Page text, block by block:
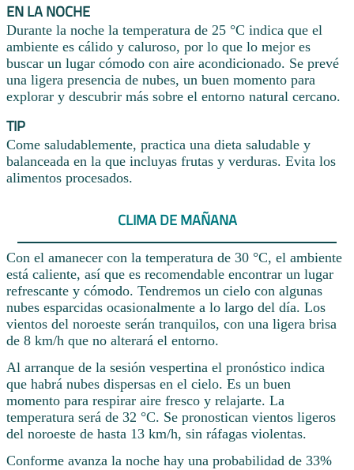
EN LA NOCHE
Durante la noche la temperatura de 25 °C indica que el
ambiente es cálido y caluroso, por lo que lo mejor es
buscar un lugar cómodo con aire acondicionado. Se prevé
una ligera presencia de nubes, un buen momento para
explorar y descubrir más sobre el entorno natural cercano.
TIP
Come saludablemente, practica una dieta saludable y
balanceada en la que incluyas frutas y verduras. Evita los
alimentos procesados.
CLIMA DE MAÑANA
Con el amanecer con la temperatura de 30 °C, el ambiente
está caliente, así que es recomendable encontrar un lugar
refrescante y cómodo. Tendremos un cielo con algunas
nubes esparcidas ocasionalmente a lo largo del día. Los
vientos del noroeste serán tranquilos, con una ligera brisa
de 8 km/h que no alterará el entorno.
Al arranque de la sesión vespertina el pronóstico indica
que habrá nubes dispersas en el cielo. Es un buen
momento para respirar aire fresco y relajarte. La
temperatura será de 32 °C. Se pronostican vientos ligeros
del noroeste de hasta 13 km/h, sin ráfagas violentas.
Conforme avanza la noche hay una probabilidad de 33%